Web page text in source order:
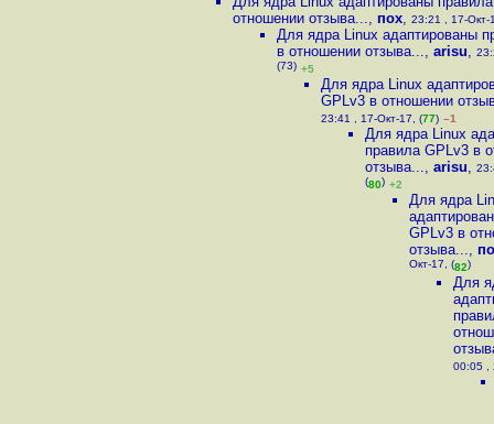
отношении отзыва..., пох, 23:21 , 17-Окт-
Для ядра Linux адаптированы
в отношении отзыва..., arisu,
(73) +5
Для ядра Linux
GPLv3 в отношении
23:41 , 17-Окт-17, (77) –1
Для ядра Linux
правила GPLv3 в
отзыва..., arisu,
(80) +2
Для ядра
GPLv3 в
отзыва...,
Окт-17, (82)
Для
00:05 ,